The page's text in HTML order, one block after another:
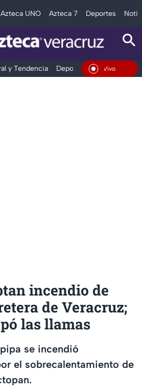
Azteca UNO Azteca 7 Deportes
y Tendencia Deportes Espectáculos
En Vivo
incendio de
de Veracruz;
las llamas
se incendió
el sobrecalentamiento de